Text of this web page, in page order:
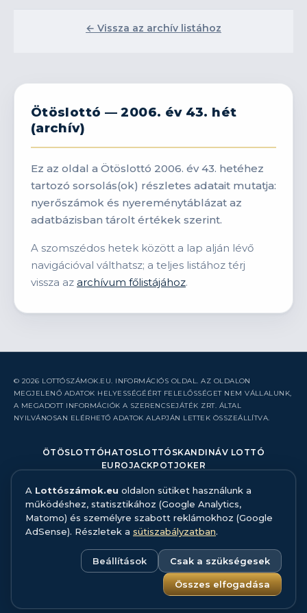
← Vissza az archív listához
Ötöslottó — 2006. év 43. hét
(archív)
Ez az oldal a Ötöslottó 2006. év 43. hetéhez
tartozó sorsolás(ok) részletes adatait mutatja:
nyerőszámok és nyereménytáblázat az
adatbázisban tárolt értékek szerint.
A szomszédos hetek között a lap alján lévő
navigációval válthatsz; a teljes listához térj
vissza az archívum főlistájához.
© 2026 LOTTÓSZÁMOK.EU. INFORMÁCIÓS OLDAL. AZ OLDALON
MEGJELENŐ ADATOK HELYESSÉGÉÉRT FELELŐSSÉGET NEM VÁLLALUNK,
A MEGADOTT INFORMÁCIÓK A SZERENCSEJÁTÉK ZRT. ÁLTAL
NYILVÁNOSAN ELÉRHETŐ ADATOK ALAPJÁN LETTEK ÖSSZEÁLLÍTVA.
ÖTÖSLOTTÓHATOSLOTTÓ SKANDINÁV LOTTÓ
EUROJACKPOTJOKER
RÓLUNK
KAPCSOLAT
HIBABEJELENTÉS
ADATFORRÁS ÉS MÓDSZERTAN
ADATKEZELÉS
SÜTISZABÁLYZAT
A Lottószámok.eu oldalon sütiket használunk a
működéshez, statisztikához (Google Analytics,
Matomo) és személyre szabott reklámokhoz (Google
AdSense). Részletek a sütiszabályzatban.
Beállítások Csak a szükségesek
Összes elfogadása